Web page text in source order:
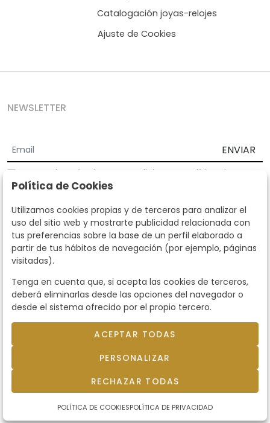
Catalogación joyas-relojes
Ajuste de Cookies
NEWSLETTER
ENVIAR
Acepto los Términos y Condiciones
Política de
privacidad
Según la LOPD y disposiciones de desarrollo, informamos que sus
datos personales serán tratados por parte de Subastas Segre con la
finalidad de gestionar la relación comercial. Puede ejercitar los
derechos de acceso, rectificación, cancelación, oposición y demás
derechos en los términos establecidos en la normativa vigente
dirigiéndote a nosotros. Asimismo, nos puede solicitar el envío de
llamando al teléfono 915159584 o enviando un e-mail a
info@subastassegre.es
Este sitio está protegido por reCAPTCHA y se aplican la
Términos de servicio de Google.
© 2026
Desarrollado por Labelgrup Networks.
Política de Cookies
Utilizamos cookies propias y de terceros para analizar el
uso del sitio web y mostrarte publicidad relacionada con
tus preferencias sobre la base de un perfil elaborado a
partir de tus hábitos de navegación (por ejemplo, páginas
visitadas).
Tenga en cuenta que, si acepta las cookies de terceros,
deberá eliminarlas desde las opciones del navegador o
desde el sistema ofrecido por el propio tercero.
ACEPTAR TODAS
PERSONALIZAR
RECHAZAR TODAS
POLÍTICA DE COOKIESPOLÍTICA DE PRIVACIDAD